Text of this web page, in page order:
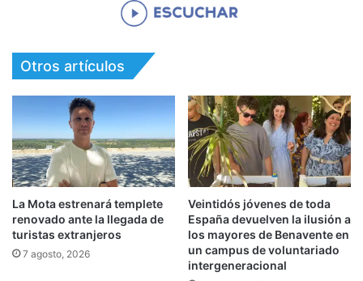
Otros artículos
La Mota estrenará templete
renovado ante la llegada de
turistas extranjeros
7 agosto, 2026
Veintidós jóvenes de toda
España devuelven la ilusión a
los mayores de Benavente en
un campus de voluntariado
intergeneracional